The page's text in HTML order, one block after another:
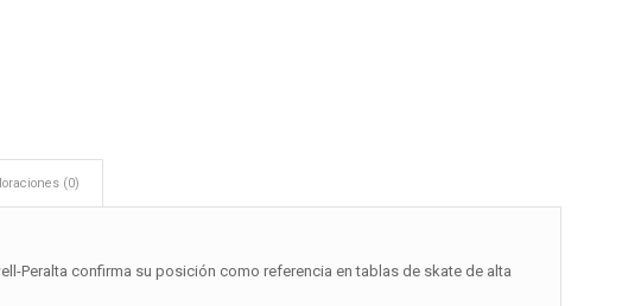
(0)
Peralta confirma su posición como referencia en tablas de skate de alta